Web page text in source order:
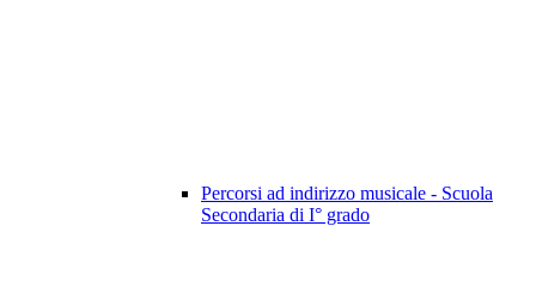
Percorsi ad indirizzo musicale - Scuola
Secondaria di I° grado